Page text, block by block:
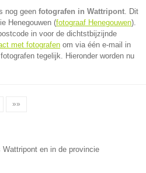
nog geen fotografen in Wattripont. Dit
Henegouwen (fotograaf Henegouwen).
in voor de dichtstbijzijnde
met fotografen om via één e-mail in
tegelijk. Hieronder worden nu
»»
en in de provincie